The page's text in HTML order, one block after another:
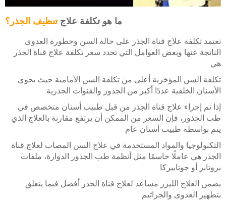
ما هو تكلفة علاجتنظيف الجذر؟
تعتمد تكلفة علاج قناة الجذر على حالة السن وخطورة العدوى
الناتجة عنها وبعض العوامل التي تحدد سعر تكلفة علاج قناة الجذر
هي
تكلفة السن المؤخرية أعلى من تكلفة السن الأمامية حيث يحوي
الأسنان الخلفية عددًا أكبر من الجذور والقنوات الجذرية
إذا تم إجراء علاج قناة الجذر من قبل طبيب أسنان متخصص في
طب الجذور، فإن السعر من الممكن أن يرتفع مقارنة بالعلاج الذي
يتم بواسطة طبيب أسنان عام
التكنولوجيا والمواد المستخدمة في علاج السن المصاب لعلاج قناة
الجذر هي عاملًا حاسمًا مثل أنظمة طب الجذور الدوارة، ملفات
بروتابر أو جوتابيركا
يضمن العلاج الليزر مساعد لعلاج قناة الجذر أفضل فيما يتعلق
بتطهير العدوى والجراثيم